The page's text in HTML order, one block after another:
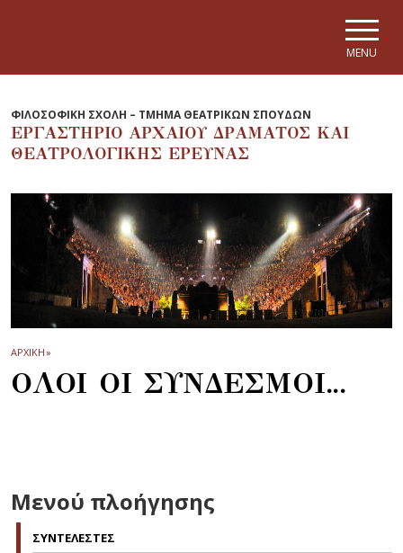
MENU
ΦΙΛΟΣΟΦΙΚΗ ΣΧΟΛΗ – ΤΜΗΜΑ ΘΕΑΤΡΙΚΩΝ ΣΠΟΥΔΩΝ
ΕΡΓΑΣΤΗΡΙΟ ΑΡΧΑΙΟΥ ΔΡΑΜΑΤΟΣ ΚΑΙ
ΘΕΑΤΡΟΛΟΓΙΚΗΣ ΕΡΕΥΝΑΣ
ΑΡΧΙΚΗ»
ΟΛΟΙ ΟΙ ΣΥΝΔΕΣΜΟΙ...
Μενού πλοήγησης
ΣΥΝΤΕΛΕΣΤΕΣ